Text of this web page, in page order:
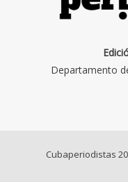
Departamento
Cubaperiodistas